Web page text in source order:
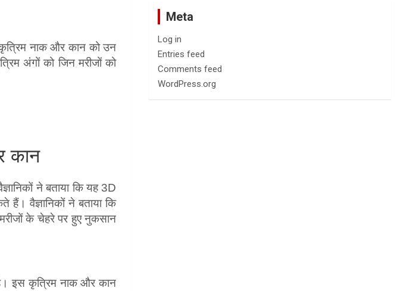
नाक और कान को उन
अंगों को जिन मरीजों को
कान
ने बताया कि यह 3D
वैज्ञानिकों ने बताया कि
के चेहरे पर हुए नुकसान
इस कृत्रिम नाक और कान
Meta
Log in
Entries feed
Comments feed
WordPress.org